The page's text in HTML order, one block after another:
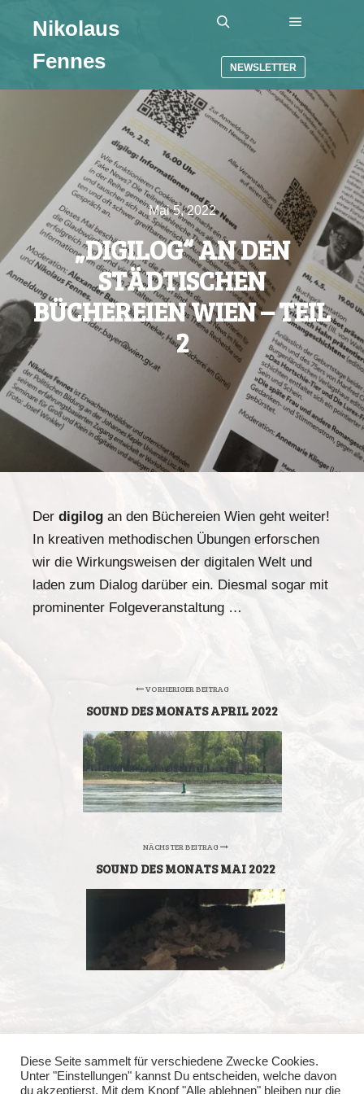
Nikolaus
Fennes
NEWSLETTER
Mai 5, 2022
„DIGILOG“ AN DEN
STÄDTISCHEN
BÜCHEREIEN WIEN – TEIL
2
Der digilog an den Büchereien Wien geht weiter!
In kreativen methodischen Übungen erforschen
wir die Wirkungsweisen der digitalen Welt und
laden zum Dialog darüber ein. Diesmal sogar mit
prominenter Folgeveranstaltung …
VORHERIGER BEITRAG
SOUND DES MONATS APRIL 2022
NÄCHSTER BEITRAG
SOUND DES MONATS MAI 2022
Diese Seite sammelt für verschiedene Zwecke Cookies.
Unter "Einstellungen" kannst Du entscheiden, welche davon
du akzeptierst. Mit dem Knopf "Alle ablehnen" bleiben nur die